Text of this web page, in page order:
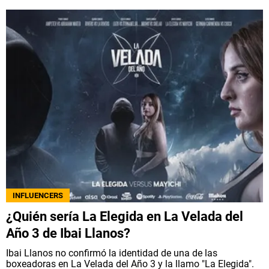
INFLUENCERS
¿Quién sería La Elegida en La Velada del
Año 3 de Ibai Llanos?
Ibai Llanos no confirmó la identidad de una de las
boxeadoras en La Velada del Año 3 y la llamo "La Elegida".